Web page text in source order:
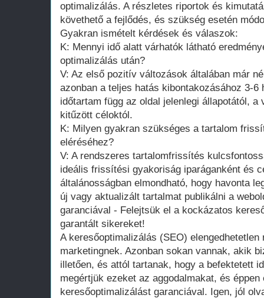
optimalizálás. A részletes riportok és
követhető a fejlődés, és szükség esetén
Gyakran ismételt kérdések és válaszok:
K: Mennyi idő alatt várhatók látható
optimalizálás után?
V: Az első pozitív változások általában már
azonban a teljes hatás kibontakozásához 3-6
időtartam függ az oldal jelenlegi állapotától, a
kitűzött céloktól.
K: Milyen gyakran szükséges a tartalom
eléréséhez?
V: A rendszeres tartalomfrissítés
ideális frissítési gyakoriság iparáganként és
általánosságban elmondható, hogy havonta
új vagy aktualizált tartalmat publikálni a
garanciával - Felejtsük el a kockázatos
garantált sikereket!
A keresőoptimalizálás (SEO)
marketingnek. Azonban sokan vannak, akik
illetően, és attól tartanak, hogy a befektetett
megértjük ezeket az aggodalmakat, és
keresőoptimalizálást garanciával. Igen, jól